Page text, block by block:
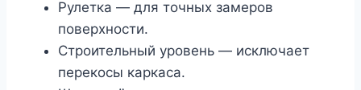
Рулетка — для точных замеров
поверхности.
Строительный уровень — исключает
перекосы каркаса.